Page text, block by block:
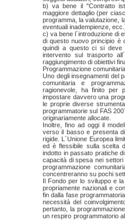
b) va bene il "Contratto
maggiore dettaglio (per
programma, la valutazione,
eventuali inadempienze,
c) va bene l´introduzione di
di questo nuovo principio è
quindi a questo ci si deve
intervento sul trasporto
raggiungimento di obiettivi
Programmazione
Uno degli insegnamenti del
comunitaria e
ragionevole, ha finito per
impostare davvero una
le proprie diverse
programmatorie sul FAS
originariamente allocate.
Inoltre, fino ad oggi il
verso il basso e presenta
rigide. L´Unione Europea
ed è flessibile sulla scelta
indotto in passato pratiche
capacità di spesa nei
programmazione
concentreranno su pochi
Il Fondo per lo sviluppo e
propriamente nazionali e
fin dalla fase
necessità del
pertanto, la
un respiro programmatorio